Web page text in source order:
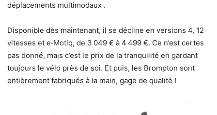
déplacements multimodaux .
Disponible dès maintenant, il se décline en versions 4, 12
vitesses et e‑Motiq, de 3 049 € à 4 499 €. Ce n’est certes
pas donné, mais c’est le prix de la tranquilité en gardant
toujours le vélo près de soi. Et puis, les Brompton sont
entièrement fabriqués à la main, gage de qualité !